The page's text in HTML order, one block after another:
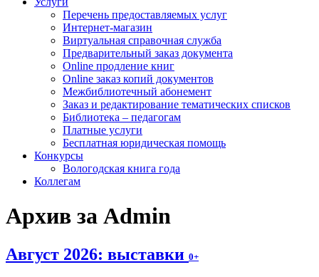
Перечень предоставляемых услуг
Интернет-магазин
Виртуальная справочная служба
Предварительный заказ документа
Online продление книг
Online заказ копий документов
Межбиблиотечный абонемент
Заказ и редактирование тематических списков
Библиотека – педагогам
Платные услуги
Бесплатная юридическая помощь
Конкурсы
Вологодская книга года
Коллегам
Архив за Admin
Август 2026: выставки 0+